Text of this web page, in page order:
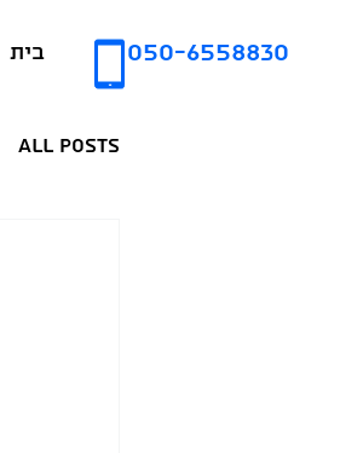
050-6558830 בית
All Posts